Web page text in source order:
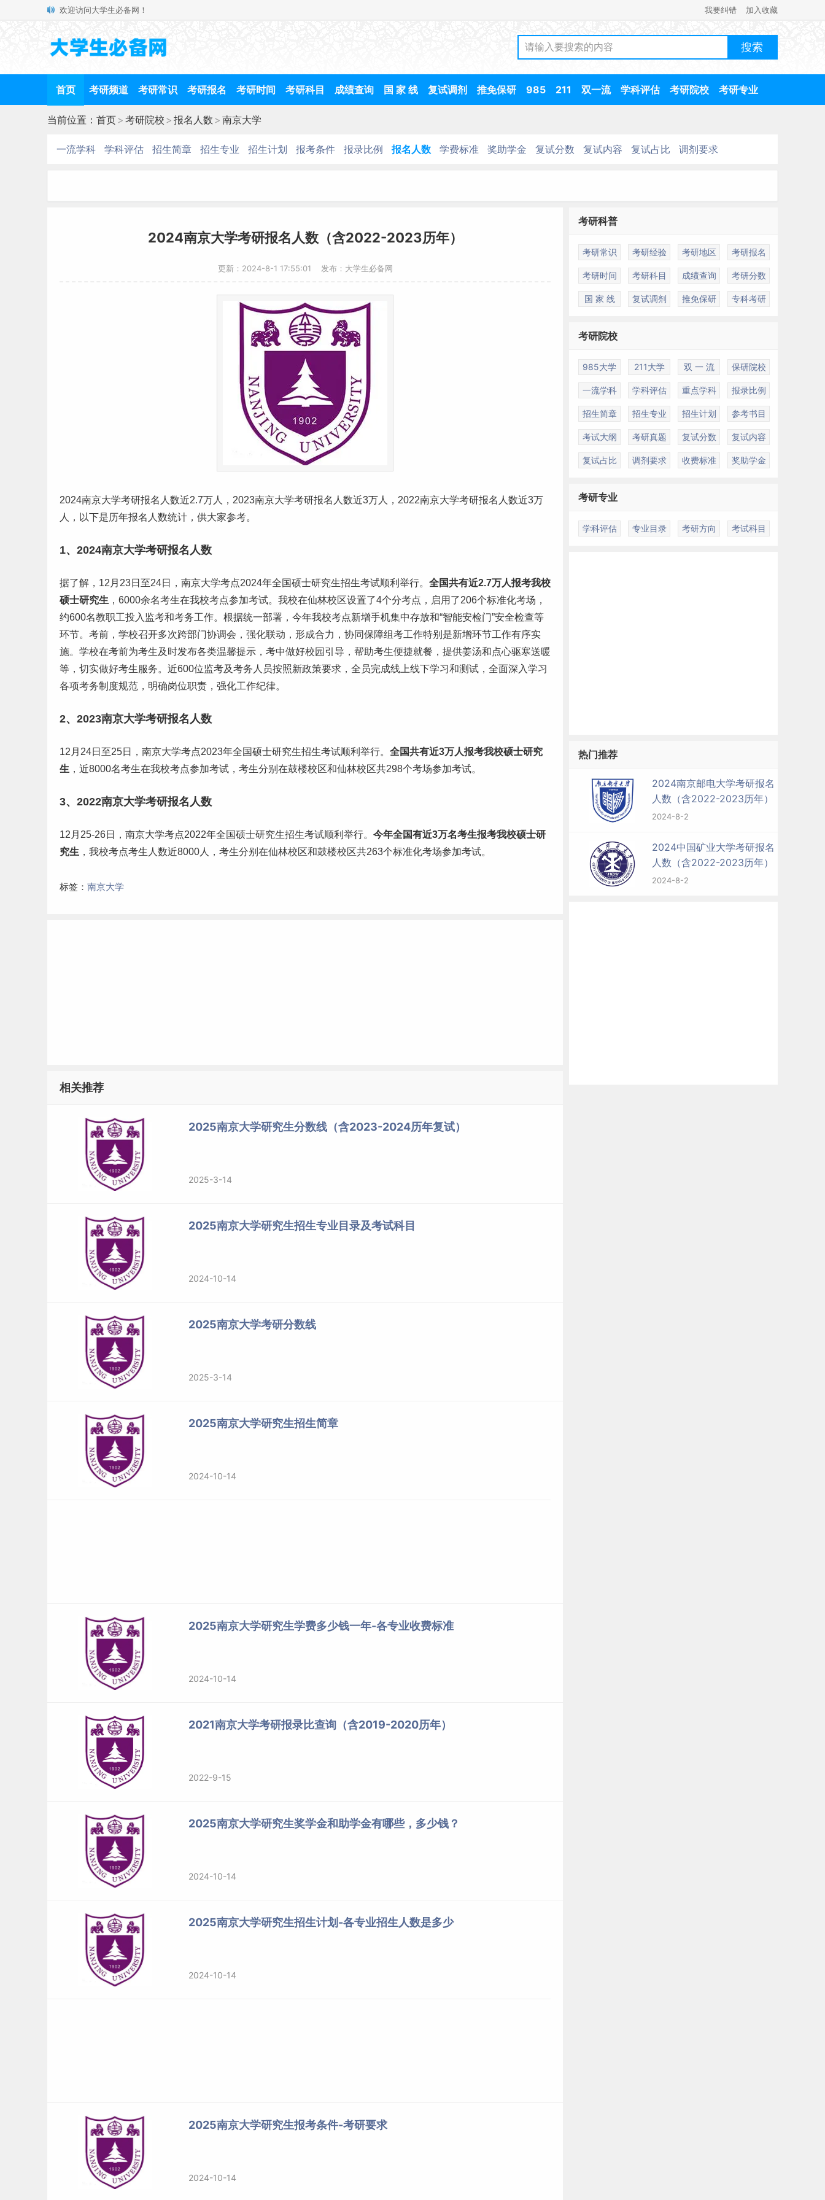
欢迎访问大学生必备网！ 我要纠错 加入收藏
首页 考研频道 考研常识 考研报名 考研时间 考研科目 成绩查询 国 家 线 复试调剂 推免保研 985 211 双一流 学科评估 考研院校 考研专业
当前位置： 首页> 考研院校 > 报名人数 > 南京大学
一流学科 学科评估 招生简章 招生专业 招生计划 报考条件 报录比例 报名人数 学费标准 奖助学金 复试分数 复试内容 复试占比 调剂要求
2024南京大学考研报名人数（含2022-2023历年）
更新：2024-8-1 17:55:01 发布：大学生必备网
2024南京大学考研报名人 数近2.7万人，2023南京大学考研报名人数近3万人，2022南京大学考研报名人数近3万
人，以下是历年报名人数统计，供大家参考。
1、2024南京大学考研报名人数
据了解，12月23日至24日，南京大学考点2024年全国硕士研究生招生考试顺利举行。 全国共有近2.7万人报考我校
硕士研究生 ，6000余名考生在我校考点参加考试。我校在仙林校区设置了4个分考点，启用了206个标准化考场，
约600名教职工投入监考和考务工作。根据统一部署，今年我校考点新增手机集中存放和“智能安检门”安全检查等
环节。考前，学校召开多次跨部门协调会，强化联动，形成合力，协同保障组考工作特别是新增环节工作有序实
施。学校在考前为考生及时发布各类温馨提示，考中做好校园引导，帮助考生便捷就餐，提供姜汤和点心驱寒送暖
等，切实做好考生服务。近600位监考及考务人员按照新政策要求，全员完成线上线下学习和测试，全面深入学习
各项考务制度规范，明确岗位职责，强化工作纪律。
2、2023南京大学考研报名人数
12月24日至25日，南京大学考点2023年全国硕士研究生招生考试顺利举行。 全国共有近3万人报考我校硕士研究
生 ，近8000名考生在我校考点参加考试，考生分别在鼓楼校区和仙林校区共298个考场参加考试。
3、2022南京大学考研报名人数
12月25-26日，南京大学考点2022年全国硕士研究生招生考试顺利举行。 今年全国有近3万名考生报考我校硕士研
究生 ，我校考点考生人数近8000人，考生分别在仙林校区和鼓楼校区共263个标准化考场参加考试。
标签： 南京大学
相关推荐
2025南京大学研究生分数线（含2023-2024历年复试）
2025-3-14
2025南京大学研究生招生专业目录及考试科目
2024-10-14
2025南京大学考研分数线
2025-3-14
2025南京大学研究生招生简章
2024-10-14
2025南京大学研究生学费多少钱一年-各专业收费标准
2024-10-14
2021南京大学考研报录比查询（含2019-2020历年）
2022-9-15
2025南京大学研究生奖学金和助学金有哪些，多少钱？
2024-10-14
2025南京大学研究生招生计划-各专业招生人数是多少
2024-10-14
2025南京大学研究生报考条件-考研要求
2024-10-14
考研科普
考研常识 考研经验 考研地区 考研报名
考研时间 考研科目 成绩查询 考研分数
国 家 线 复试调剂 推免保研 专科考研
考研院校
985大学 211大学 双 一 流 保研院校
一流学科 学科评估 重点学科 报录比例
招生简章 招生专业 招生计划 参考书目
考试大纲 考研真题 复试分数 复试内容
复试占比 调剂要求 收费标准 奖助学金
考研专业
学科评估 专业目录 考研方向 考试科目
热门推荐
2024南京邮电大学考研报名
人数（含2022-2023历年）
2024-8-2
2024中国矿业大学考研报名
人数（含2022-2023历年）
2024-8-2